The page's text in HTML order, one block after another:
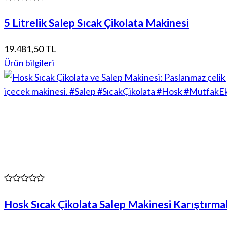
5 Litrelik Salep Sıcak Çikolata Makinesi
19.481,50 TL
Ürün bilgileri
Hosk Sıcak Çikolata Salep Makinesi